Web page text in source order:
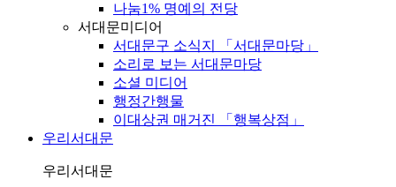
나눔1% 명예의 전당
서대문미디어
서대문구 소식지 「서대문마당」
소리로 보는 서대문마당
소셜 미디어
행정간행물
이대상권 매거진 「행복상점」
우리서대문
우리서대문